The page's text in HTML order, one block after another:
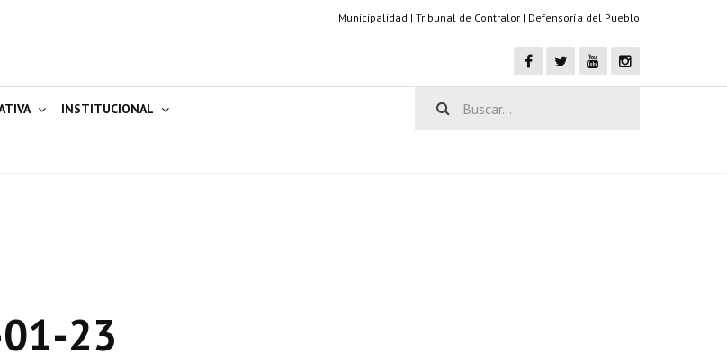
Municipalidad | Tribunal de Contralor | Defensoría del Pueblo
INSTITUCIONAL
23